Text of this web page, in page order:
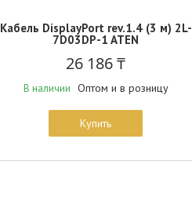
Кабель DisplayPort rev.1.4 (3 м) 2L-
7D03DP-1 ATEN
26 186 ₸
В наличии Оптом и в розницу
Купить